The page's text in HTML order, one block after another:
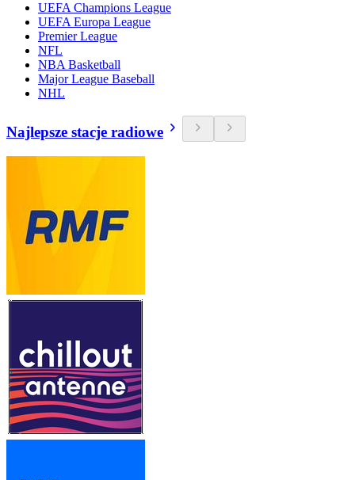
UEFA Champions League
UEFA Europa League
Premier League
NFL
NBA Basketball
Major League Baseball
NHL
Najlepsze stacje radiowe